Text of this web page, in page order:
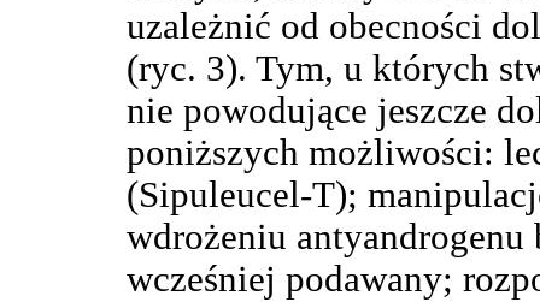
uzależnić od obecności
(ryc. 3). Tym, u których
nie powodujące jeszcze
poniższych możliwości:
(Sipuleucel-T);
wdrożeniu
wcześniej podawany;